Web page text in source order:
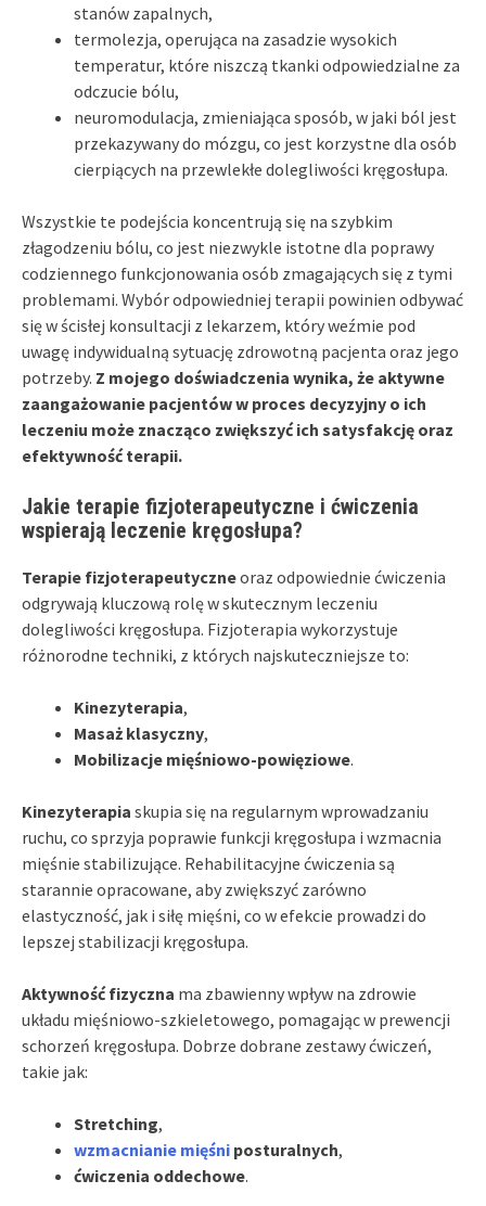
stanów zapalnych,
termolezja, operująca na zasadzie wysokich
temperatur, które niszczą tkanki odpowiedzialne za
odczucie bólu,
neuromodulacja, zmieniająca sposób, w jaki ból jest
przekazywany do mózgu, co jest korzystne dla osób
cierpiących na przewlekłe dolegliwości kręgosłupa.
Wszystkie te podejścia koncentrują się na szybkim
złagodzeniu bólu, co jest niezwykle istotne dla poprawy
codziennego funkcjonowania osób zmagających się z tymi
problemami. Wybór odpowiedniej terapii powinien odbywać
się w ścisłej konsultacji z lekarzem, który weźmie pod
uwagę indywidualną sytuację zdrowotną pacjenta oraz jego
potrzeby. Z mojego doświadczenia wynika, że aktywne
zaangażowanie pacjentów w proces decyzyjny o ich
leczeniu może znacząco zwiększyć ich satysfakcję oraz
efektywność terapii.
Jakie terapie fizjoterapeutyczne i ćwiczenia
wspierają leczenie kręgosłupa?
Terapie fizjoterapeutyczneoraz odpowiednie ćwiczenia
odgrywają kluczową rolę w skutecznym leczeniu
dolegliwości kręgosłupa. Fizjoterapia wykorzystuje
różnorodne techniki, z których najskuteczniejsze to:
Kinezyterapia,
Masaż klasyczny,
Mobilizacje mięśniowo-powięziowe.
Kinezyterapia skupia się na regularnym wprowadzaniu
ruchu, co sprzyja poprawie funkcji kręgosłupa i wzmacnia
mięśnie stabilizujące. Rehabilitacyjne ćwiczenia są
starannie opracowane, aby zwiększyć zarówno
elastyczność, jak i siłę mięśni, co w efekcie prowadzi do
lepszej stabilizacji kręgosłupa.
Aktywność fizyczna ma zbawienny wpływ na zdrowie
układu mięśniowo-szkieletowego, pomagając w prewencji
schorzeń kręgosłupa. Dobrze dobrane zestawy ćwiczeń,
takie jak:
Stretching,
wzmacnianie mięśni posturalnych,
ćwiczenia oddechowe.